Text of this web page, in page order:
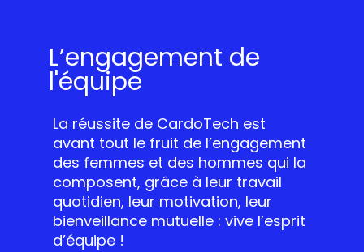
L’engagement de
l'équipe
La réussite de CardoTech est
avant tout le fruit de l’engagement
des femmes et des hommes qui la
composent, grâce à leur travail
quotidien, leur motivation, leur
bienveillance mutuelle : vive l’esprit
d’équipe !